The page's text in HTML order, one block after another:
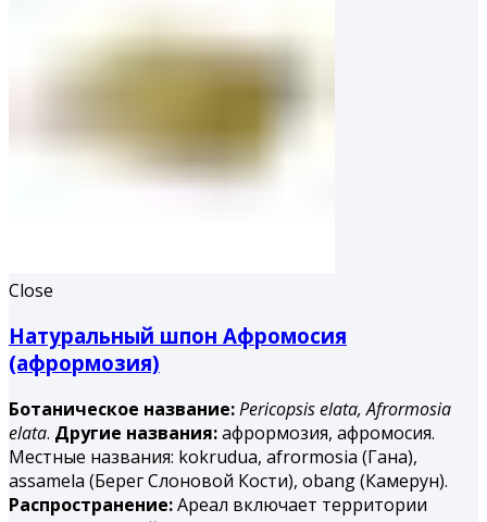
Close
Натуральный шпон Афромосия
(афрормозия)
Ботаническое название:Pericopsis elata,Afrormosia
elata. Другие названия:афрормозия, афромосия.
Местные названия: kokrudua, afrormosia (Гана),
assamela (Берег Слоновой Кости), obang (Камерун).
Распространение:Ареал включает территории